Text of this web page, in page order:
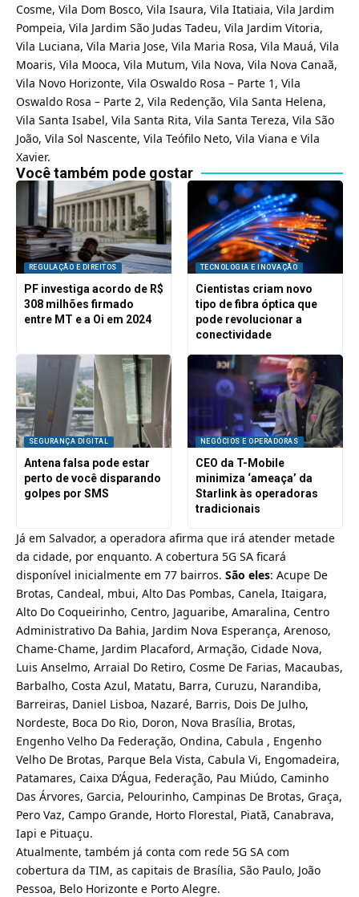
Cosme, Vila Dom Bosco, Vila Isaura, Vila Itatiaia, Vila Jardim
Pompeia, Vila Jardim São Judas Tadeu, Vila Jardim Vitoria,
Vila Luciana, Vila Maria Jose, Vila Maria Rosa, Vila Mauá, Vila
Moaris, Vila Mooca, Vila Mutum, Vila Nova, Vila Nova Canaã,
Vila Novo Horizonte, Vila Oswaldo Rosa – Parte 1, Vila
Oswaldo Rosa – Parte 2, Vila Redenção, Vila Santa Helena,
Vila Santa Isabel, Vila Santa Rita, Vila Santa Tereza, Vila São
João, Vila Sol Nascente, Vila Teófilo Neto, Vila Viana e Vila
Xavier.
Você também pode gostar
REGULAÇÃO E DIREITOS
PF investiga acordo de R$
308 milhões firmado
entre MT e a Oi em 2024
TECNOLOGIA E INOVAÇÃO
Cientistas criam novo
tipo de fibra óptica que
pode revolucionar a
conectividade
SEGURANÇA DIGITAL
Antena falsa pode estar
perto de você disparando
golpes por SMS
NEGÓCIOS E OPERADORAS
CEO da T-Mobile
minimiza ‘ameaça’ da
Starlink às operadoras
tradicionais
Já em Salvador, a operadora afirma que irá atender metade
da cidade, por enquanto. A cobertura 5G SA ficará
disponível inicialmente em 77 bairros. São eles: Acupe De
Brotas, Candeal, mbui, Alto Das Pombas, Canela, Itaigara,
Alto Do Coqueirinho, Centro, Jaguaribe, Amaralina, Centro
Administrativo Da Bahia, Jardim Nova Esperança, Arenoso,
Chame-Chame, Jardim Placaford, Armação, Cidade Nova,
Luis Anselmo, Arraial Do Retiro, Cosme De Farias, Macaubas,
Barbalho, Costa Azul, Matatu, Barra, Curuzu, Narandiba,
Barreiras, Daniel Lisboa, Nazaré, Barris, Dois De Julho,
Nordeste, Boca Do Rio, Doron, Nova Brasília, Brotas,
Engenho Velho Da Federação, Ondina, Cabula , Engenho
Velho De Brotas, Parque Bela Vista, Cabula Vi, Engomadeira,
Patamares, Caixa D’Água, Federação, Pau Miúdo, Caminho
Das Árvores, Garcia, Pelourinho, Campinas De Brotas, Graça,
Pero Vaz, Campo Grande, Horto Florestal, Piatã, Canabrava,
Iapi e Pituaçu.
Atualmente, também já conta com rede 5G SA com
cobertura da TIM, as capitais de Brasília, São Paulo, João
Pessoa, Belo Horizonte e Porto Alegre.